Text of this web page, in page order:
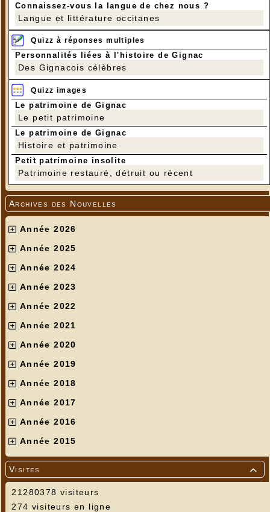
Connaissez-vous la langue de chez nous ?
Langue et littérature occitanes
Quizz à réponses multiples
Personnalités liées à l'histoire de Gignac
Des Gignacois célèbres
Quizz images
Le patrimoine de Gignac
Le petit patrimoine
Le patrimoine de Gignac
Histoire et patrimoine
Petit patrimoine insolite
Patrimoine restauré, détruit ou récent
Archives des Nouvelles
Année 2026
Année 2025
Année 2024
Année 2023
Année 2022
Année 2021
Année 2020
Année 2019
Année 2018
Année 2017
Année 2016
Année 2015

Visites
21280378 visiteurs
274 visiteurs en ligne